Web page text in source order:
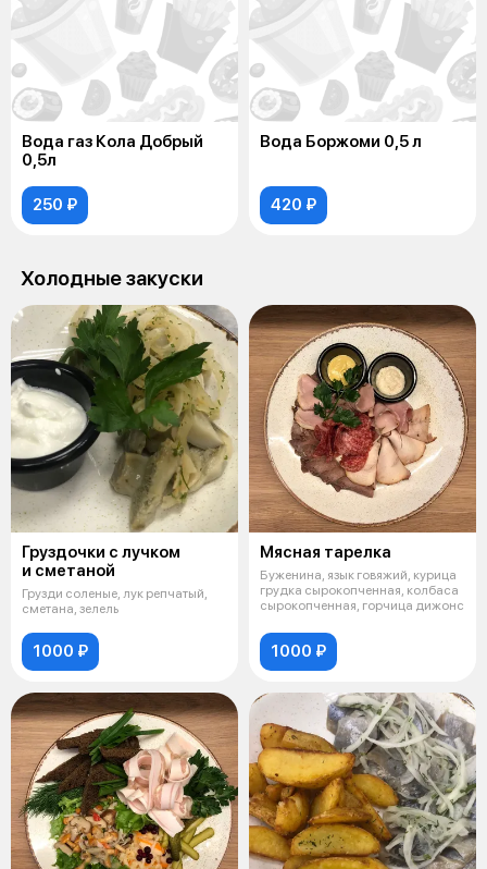
Вода газ Кола Добрый
0,5л
250 ₽
Вода Боржоми 0,5 л
420 ₽
Холодные закуски
Груздочки с лучком
и сметаной
Грузди соленые, лук репчатый,
сметана, зелель
1000 ₽
Мясная тарелка
Буженина, язык говяжий, курица
грудка сырокопченная, колбаса
сырокопченная, горчица дижонс
1000 ₽